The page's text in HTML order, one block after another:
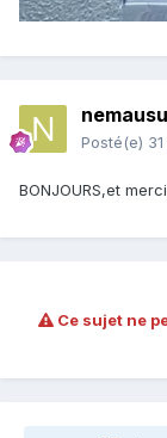
Posté(e)
BONJOURS,et
Ce sujet ne